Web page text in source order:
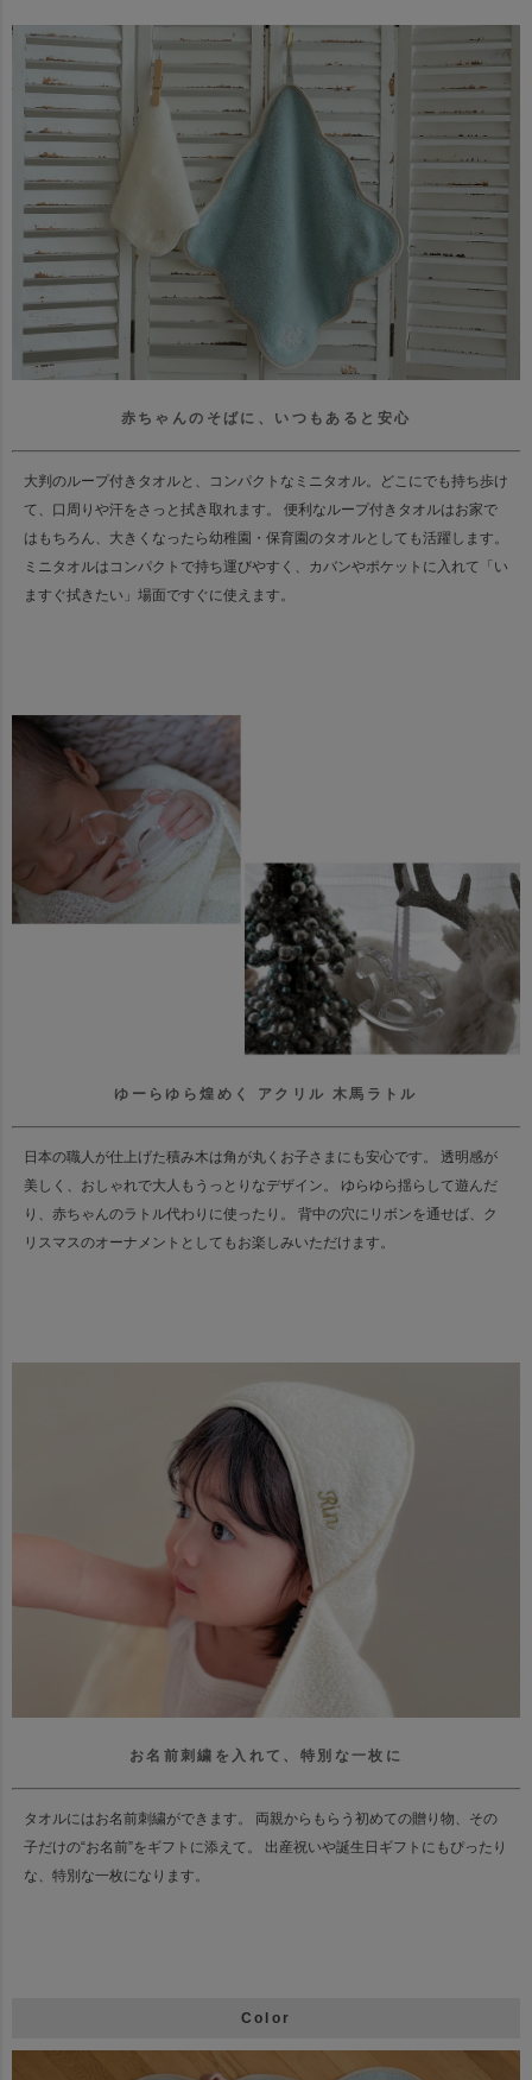
赤ちゃんのそばに、いつもあると安心
大判のループ付きタオルと、コンパクトなミニタオル。
どこにでも持ち歩け
て、口周りや汗をさっと拭き取れます。
便利なループ付きタオルはお家で
はもちろん、 大きくなったら幼稚園・保育園のタオルとしても活躍します。
ミニタオルはコンパクトで持ち運びやすく、カバンやポケットに入れて「い
ますぐ拭きたい」場面ですぐに使えます。
ゆーらゆら煌めく アクリル 木馬ラトル
日本の職人が仕上げた積み木は角が丸くお子さまにも安心です。 透明感が
美しく、おしゃれで大人もうっとりなデザイン。 ゆらゆら揺らして遊んだ
り、赤ちゃんのラトル代わりに使ったり。 背中の穴にリボンを通せば、ク
リスマスのオーナメントとしてもお楽しみいただけます。
お名前刺繍を入れて、特別な一枚に
タオルにはお名前刺繍ができます。
両親からもらう初めての贈り物、その
子だけの“お名前”をギフトに添えて。
出産祝いや誕生日ギフトにもぴったり
な、特別な一枚になります。
Color